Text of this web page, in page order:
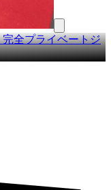
全プライベートジ